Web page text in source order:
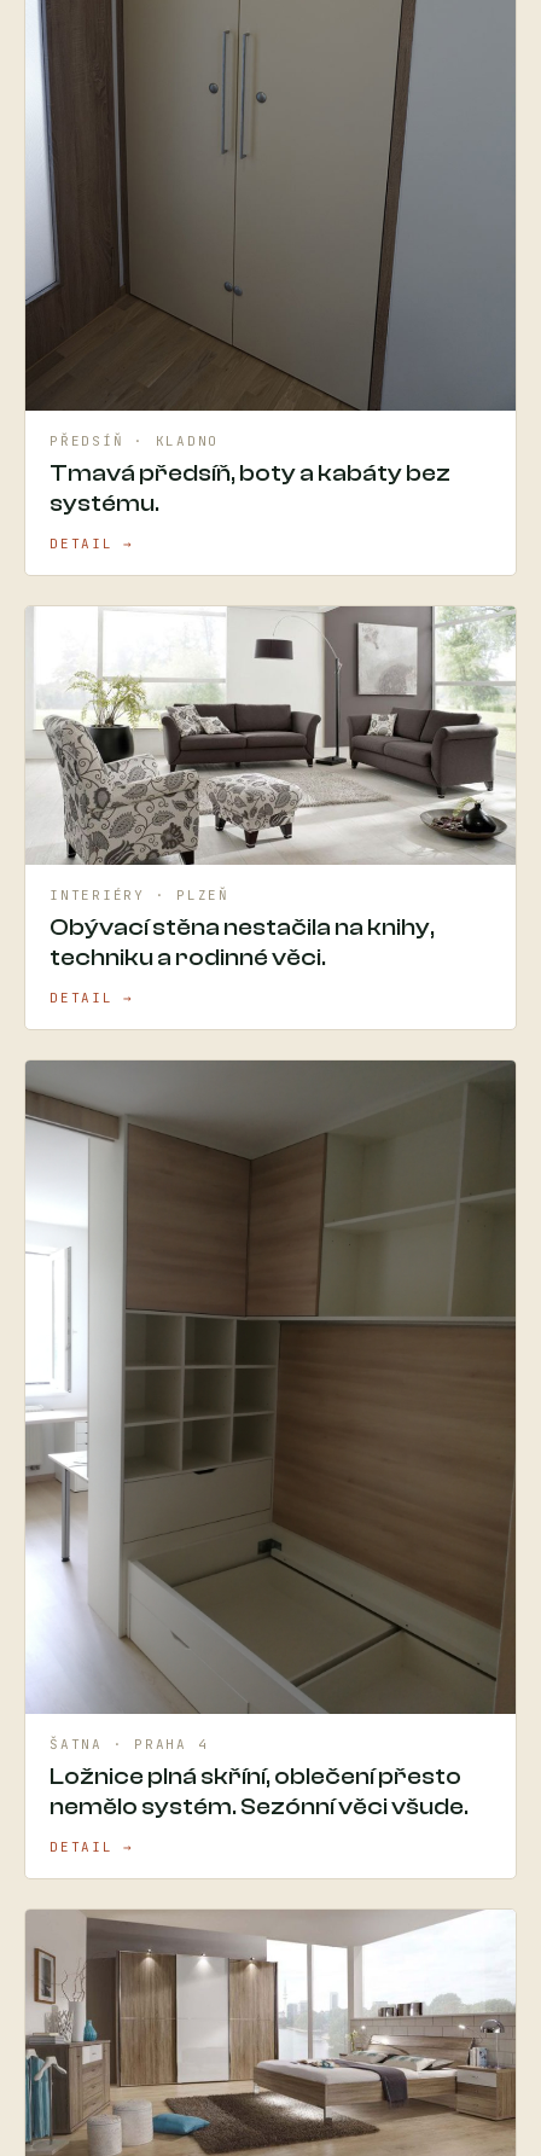
PŘEDSÍŇ · KLADNO
Tmavá předsíň, boty a kabáty bez
systému.
DETAIL →
INTERIÉRY · PLZEŇ
Obývací stěna nestačila na knihy,
techniku a rodinné věci.
DETAIL →
ŠATNA · PRAHA 4
Ložnice plná skříní, oblečení přesto
nemělo systém. Sezónní věci všude.
DETAIL →